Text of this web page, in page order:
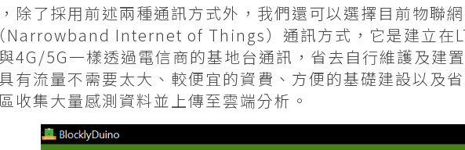
除了採用前述兩種通訊方式外，我們還可以選擇目前物聯
Narrowband Internet of Things）通訊方式，它是建立在
4G/5G一樣透過電信商的基地台通訊，省去自行維護及建
有流量不需要太大、較便宜的資費、方便的基礎建設以及
收集大量感測資料並上傳至雲端分析。